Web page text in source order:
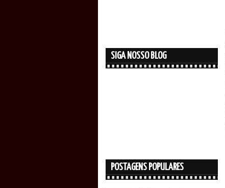
SIGA NOSSO BLOG
POSTAGENS POPULARES